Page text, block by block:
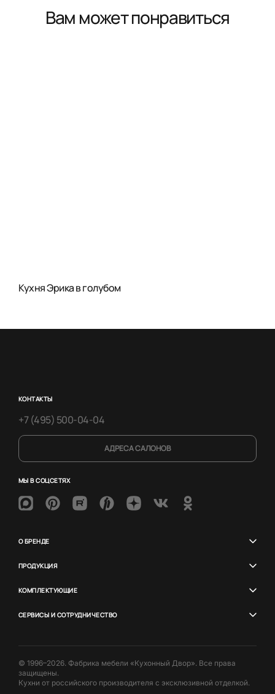
Вам может понравиться
Кухня Эрика в голубом
КОНТАКТЫ
+7 (495) 500-04-04
АДРЕСА САЛОНОВ
МЫ В СОЦСЕТЯХ
О БРЕНДЕ
ПРОДУКЦИЯ
КОМПЛЕКТУЮЩИЕ
СЕРВИСЫ И СОТРУДНИЧЕСТВО
© 1996–2026. Фабрика мебели «Кухонный Двор». Все права
защищены.
Кухни от российского производителя с эксклюзивной отделкой.